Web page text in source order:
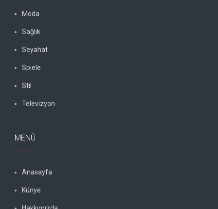
Moda
Sağlık
Seyahat
Spiele
Stil
Televizyon
MENÜ
Anasayfa
Künye